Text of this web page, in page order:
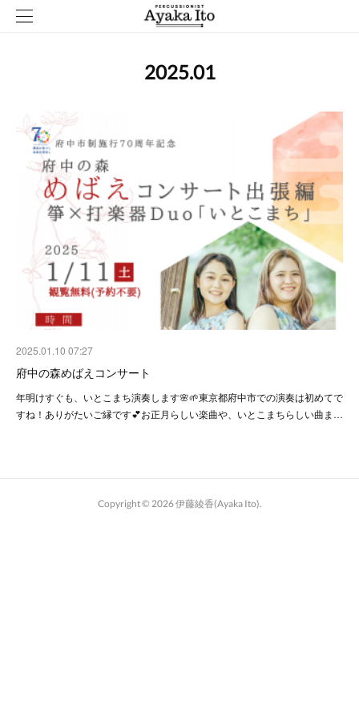
2025.01
2025.01.10 07:27
府中の森めばえコンサート
年明けすぐも、いとこまち演奏します🌸🌱東京都府中市での演奏は初めてで
すね！ありがたいご縁です💕お正月らしい楽曲や、いとこまちらしい曲ま…
Copyright © 2026伊藤綾香(Ayaka Ito).